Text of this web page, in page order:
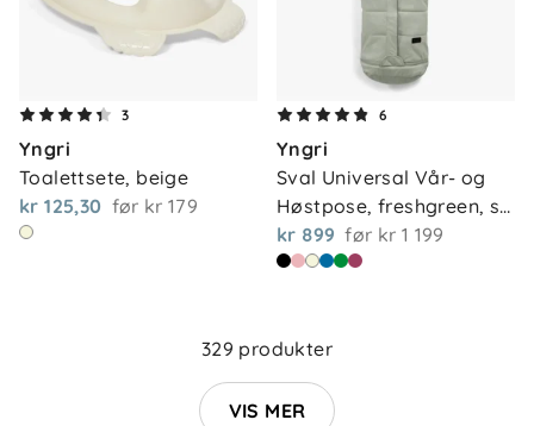
3
Yngri
Toalettsete, beige
kr 125,30 før kr 179
6
Yngri
Sval Universal Vår- og
Høstpose, freshgreen, s…
kr 899 før kr 1 199
329 produkter
VIS MER
Vårt samfunnsansvar
Jobbe i Barnas Hus